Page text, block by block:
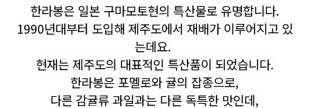
한라봉은 일본 구마모토현의 특산물로 유명합니다.
1990년대부터 도입해 제주도에서 재배가 이루어지고 있
는데요.
현재는 제주도의 대표적인 특산품이 되었습니다.
한라봉은 포멜로와 귤의 잡종으로,
다른 감귤류 과일과는 다른 독특한 맛인데,